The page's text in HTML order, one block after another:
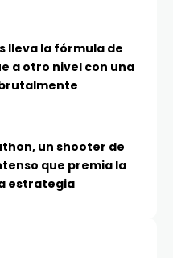
lleva la fórmula de
a otro nivel con una
un shooter de
que premia la
estrategia